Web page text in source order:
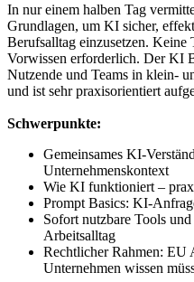
In nur einem halben Tag
Grundlagen, um KI sicher,
Berufsalltag einzusetzen.
Vorwissen erforderlich. Der KI
Nutzende und Teams in klein-
und ist sehr praxisorientiert
Schwerpunkte:
Gemeinsames KI-
Unternehmenskontext
Wie KI funktioniert –
Prompt Basics: KI-
Sofort nutzbare Tools
Arbeitsalltag
Rechtlicher Rahmen:
Unternehmen wissen